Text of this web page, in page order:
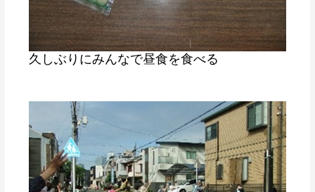
久しぶりにみんなで昼食を食べる